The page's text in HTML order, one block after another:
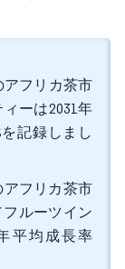
アフリカ茶市
ーは2031年
記録しまし
アフリカ茶市
フルーツイン
平均成長率